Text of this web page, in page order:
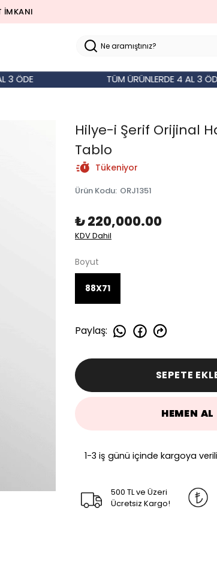
İMKANI
TÜM ÜRÜNLERDE 4 AL 3 ÖDE
Hilye-i Şerif Orijinal
Tablo
Tükeniyor
Ürün Kodu: ORJ1351
₺ 220,000.00
KDV Dahil
Boyut
88X71
Paylaş:
SEPETE
HEMEN AL
1-3 iş günü içinde kargoya
500 TL ve Üzeri
Ücretsiz Kargo!